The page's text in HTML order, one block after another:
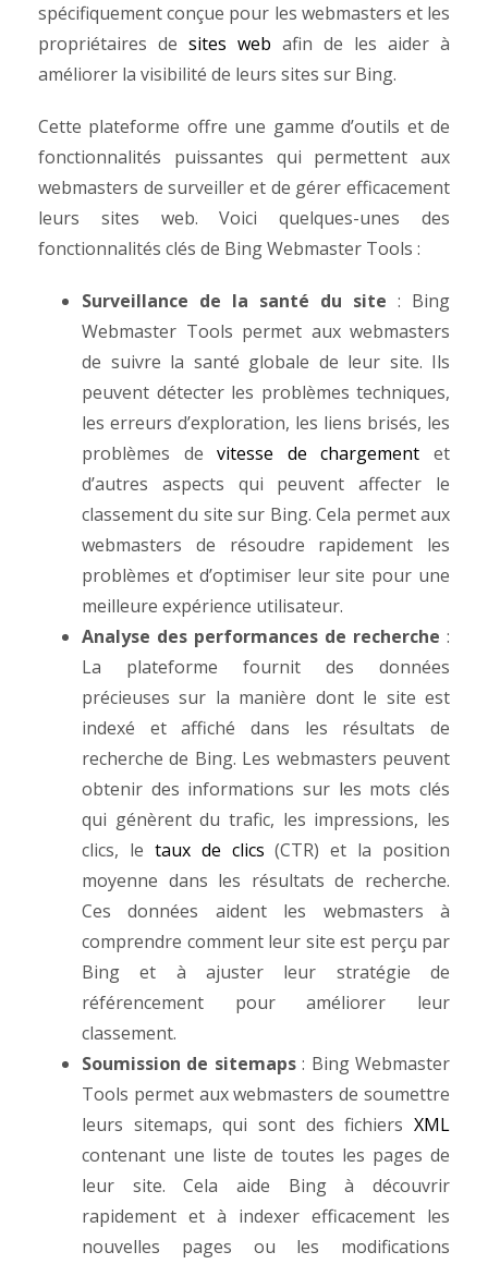
spécifiquement conçue pour les webmasters et les
propriétaires de sites web afin de les aider à
améliorer la visibilité de leurs sites sur Bing.
Cette plateforme offre une gamme d’outils et de
fonctionnalités puissantes qui permettent aux
webmasters de surveiller et de gérer efficacement
leurs sites web. Voici quelques-unes des
fonctionnalités clés de Bing Webmaster Tools :
Surveillance de la santé du site : Bing
Webmaster Tools permet aux webmasters
de suivre la santé globale de leur site. Ils
peuvent détecter les problèmes techniques,
les erreurs d’exploration, les liens brisés, les
problèmes devitesse de chargement et
d’autres aspects qui peuvent affecter le
classement du site sur Bing. Cela permet aux
webmasters de résoudre rapidement les
problèmes et d’optimiser leur site pour une
meilleure expérience utilisateur.
Analyse des performances de recherche :
La plateforme fournit des données
précieuses sur la manière dont le site est
indexé et affiché dans les résultats de
recherche de Bing. Les webmasters peuvent
obtenir des informations sur les mots clés
qui génèrent du trafic, les impressions, les
clics, le taux de clics (CTR) et la position
moyenne dans les résultats de recherche.
Ces données aident les webmasters à
comprendre comment leur site est perçu par
Bing et à ajuster leur stratégie de
référencement pour améliorer leur
classement.
Soumission de sitemaps: Bing Webmaster
Tools permet aux webmasters de soumettre
leurs sitemaps, qui sont des fichiers XML
contenant une liste de toutes les pages de
leur site. Cela aide Bing à découvrir
rapidement et à indexer efficacement les
nouvelles pages ou les modifications